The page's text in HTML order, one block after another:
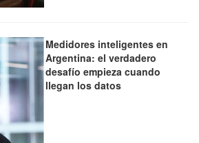
Medidores inteligentes en
Argentina: el verdadero
desafío empieza cuando
llegan los datos